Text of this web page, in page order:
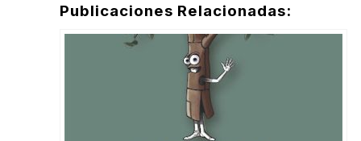
Publicaciones Relacionadas: